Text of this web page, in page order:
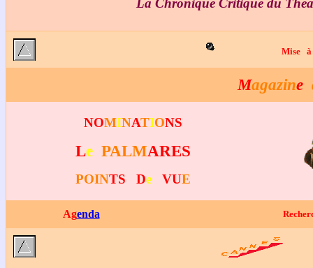
La Chronique Critique du
Mise à
Magazine
NOMINATIONS
LePALMARES
POINTS DeVUE
Agenda